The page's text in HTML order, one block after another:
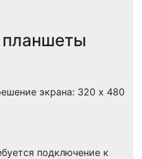
экрана: 320 x 480
подключение к